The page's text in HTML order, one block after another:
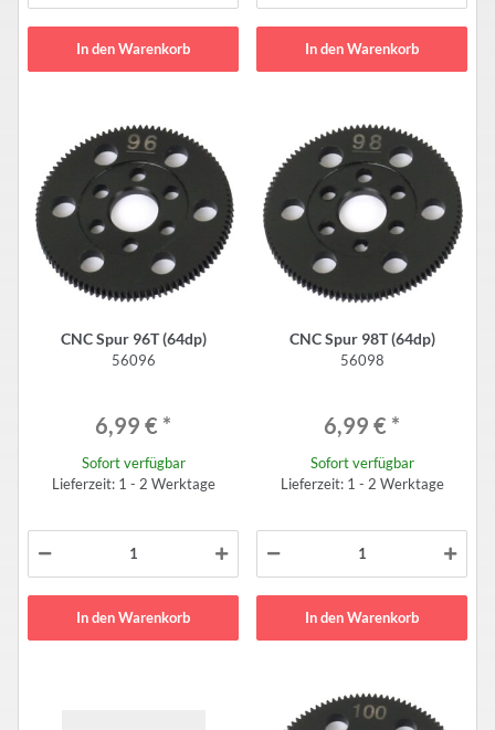
In den Warenkorb In den Warenkorb
CNC Spur 96T (64dp)
56096
6,99 € *
Sofort verfügbar
Lieferzeit: 1 - 2 Werktage
In den Warenkorb
CNC Spur 98T (64dp)
56098
6,99 € *
Sofort verfügbar
Lieferzeit: 1 - 2 Werktage
In den Warenkorb